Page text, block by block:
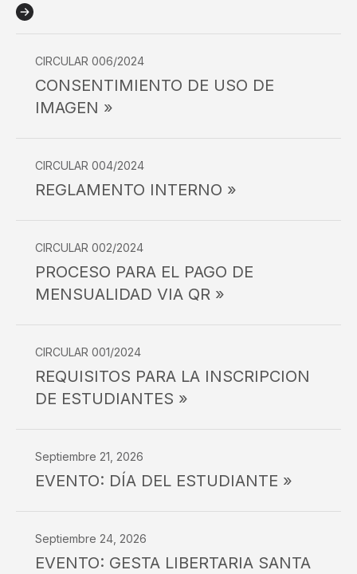
CIRCULAR 006/2024
CONSENTIMIENTO DE USO DE
IMAGEN »
CIRCULAR 004/2024
REGLAMENTO INTERNO »
CIRCULAR 002/2024
PROCESO PARA EL PAGO DE
MENSUALIDAD VIA QR »
CIRCULAR 001/2024
REQUISITOS PARA LA INSCRIPCION
DE ESTUDIANTES »
Septiembre 21, 2026
EVENTO: DÍA DEL ESTUDIANTE »
Septiembre 24, 2026
EVENTO: GESTA LIBERTARIA SANTA